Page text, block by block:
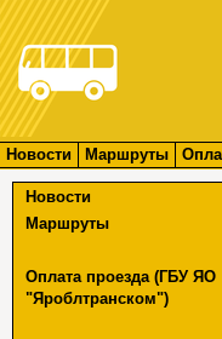
Новости Маршруты
Новости
Маршруты
Оплата проезда (ГБУ ЯО
"Яроблтранском")